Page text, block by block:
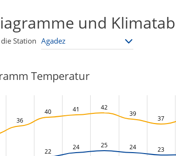
und
Station
Temperatur
36
40 41 42
39
37
22
24 25 24 23